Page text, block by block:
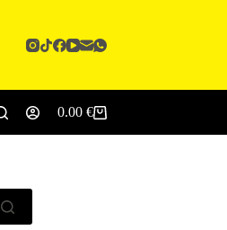
Carro
de
0.00 €